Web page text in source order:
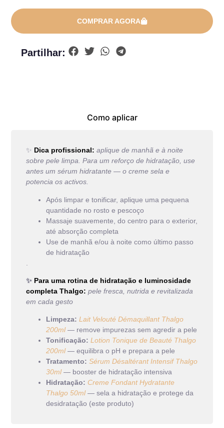
COMPRAR AGORA
Partilhar:
Como aplicar
✨ Dica profissional: aplique de manhã e à noite
sobre pele limpa. Para um reforço de hidratação, use
antes um sérum hidratante — o creme sela e
potencia os activos.
Após limpar e tonificar, aplique uma pequena
quantidade no rosto e pescoço
Massaje suavemente, do centro para o exterior,
até absorção completa
Use de manhã e/ou à noite como último passo
de hidratação
✨ Para uma rotina de hidratação e luminosidade
completa Thalgo:pele fresca, nutrida e revitalizada
em cada gesto
Limpeza: Lait Velouté Démaquillant Thalgo
200ml— remove impurezas sem agredir a pele
Tonificação: Lotion Tonique de Beauté Thalgo
200ml— equilibra o pH e prepara a pele
Tratamento: Sérum Désaltérant Intensif Thalgo
30ml— booster de hidratação intensiva
Hidratação: Creme Fondant Hydratante
Thalgo 50ml— sela a hidratação e protege da
desidratação (este produto)